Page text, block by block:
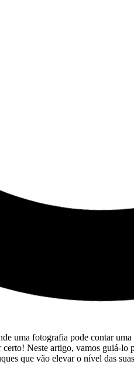
uma ⁣fotografia‌ pode contar‍
Neste artigo, ⁤vamos guiá-
que vão​ elevar o nível das